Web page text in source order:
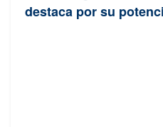
destaca por su